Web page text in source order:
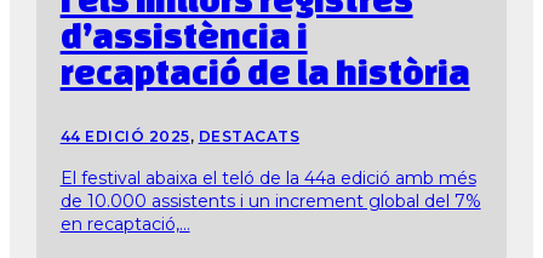
d’assistència i
recaptació de la història
44 EDICIÓ 2025, DESTACATS
El festival abaixa el teló de la 44a edició amb més
de 10.000 assistents i un increment global del 7%
en recaptació,...